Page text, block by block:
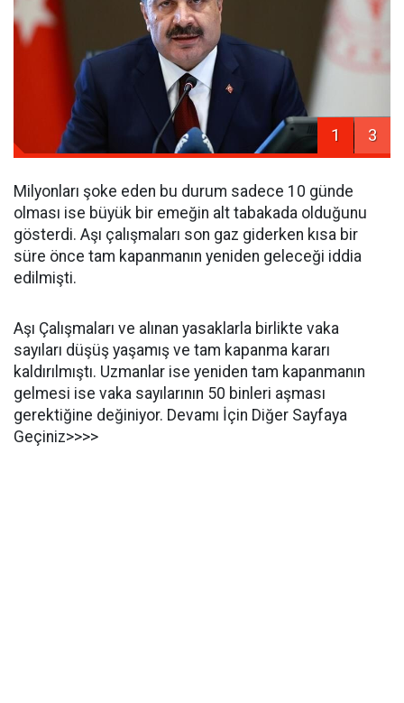
1 3
Milyonları şoke eden bu durum sadece 10 günde
olması ise büyük bir emeğin alt tabakada olduğunu
gösterdi. Aşı çalışmaları son gaz giderken kısa bir
süre önce tam kapanmanın yeniden geleceği iddia
edilmişti.
Aşı Çalışmaları ve alınan yasaklarla birlikte vaka
sayıları düşüş yaşamış ve tam kapanma kararı
kaldırılmıştı. Uzmanlar ise yeniden tam kapanmanın
gelmesi ise vaka sayılarının 50 binleri aşması
gerektiğine değiniyor. Devamı İçin Diğer Sayfaya
Geçiniz>>>>